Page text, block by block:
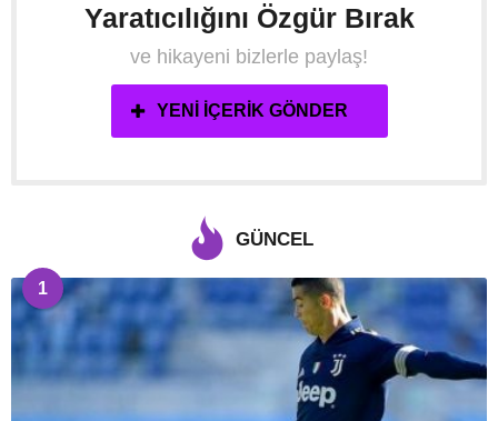
Yaratıcılığını Özgür Bırak
ve hikayeni bizlerle paylaş!
YENI İÇERIK GÖNDER
GÜNCEL
1